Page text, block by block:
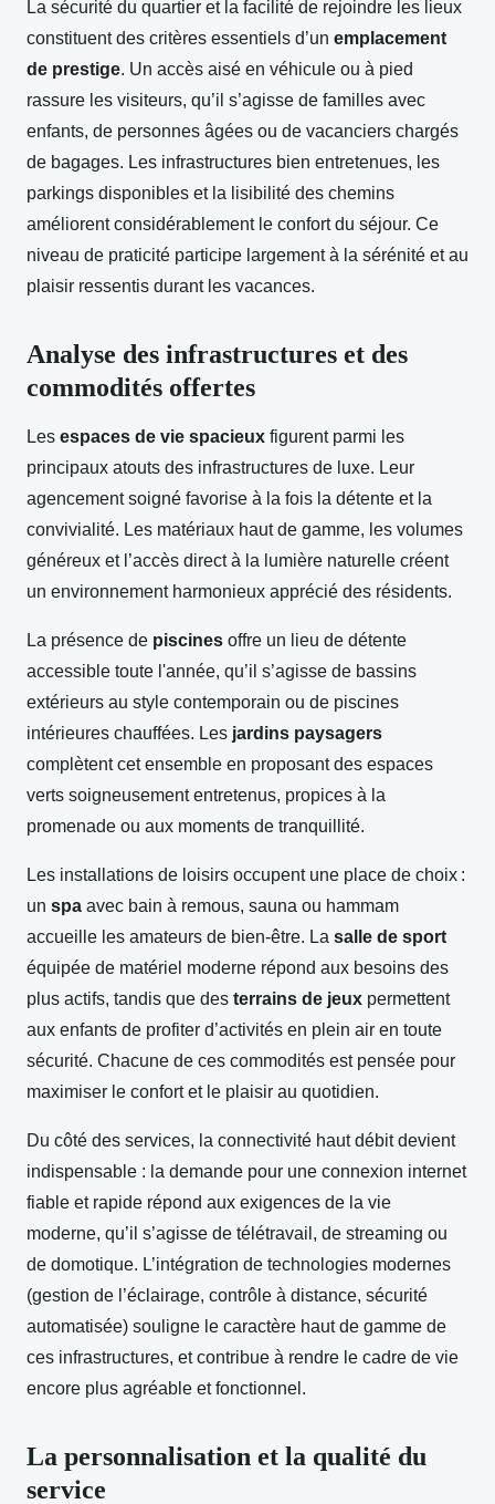
La sécurité du quartier et la facilité de rejoindre les lieux
constituent des critères essentiels d’un emplacement
de prestige. Un accès aisé en véhicule ou à pied
rassure les visiteurs, qu’il s’agisse de familles avec
enfants, de personnes âgées ou de vacanciers chargés
de bagages. Les infrastructures bien entretenues, les
parkings disponibles et la lisibilité des chemins
améliorent considérablement le confort du séjour. Ce
niveau de praticité participe largement à la sérénité et au
plaisir ressentis durant les vacances.
Analyse des infrastructures et des
commodités offertes
Les espaces de vie spacieux figurent parmi les
principaux atouts des infrastructures de luxe. Leur
agencement soigné favorise à la fois la détente et la
convivialité. Les matériaux haut de gamme, les volumes
généreux et l’accès direct à la lumière naturelle créent
un environnement harmonieux apprécié des résidents.
La présence de piscines offre un lieu de détente
accessible toute l'année, qu’il s’agisse de bassins
extérieurs au style contemporain ou de piscines
intérieures chauffées. Les jardins paysagers
complètent cet ensemble en proposant des espaces
verts soigneusement entretenus, propices à la
promenade ou aux moments de tranquillité.
Les installations de loisirs occupent une place de choix :
un spa avec bain à remous, sauna ou hammam
accueille les amateurs de bien-être. La salle de sport
équipée de matériel moderne répond aux besoins des
plus actifs, tandis que des terrains de jeux permettent
aux enfants de profiter d’activités en plein air en toute
sécurité. Chacune de ces commodités est pensée pour
maximiser le confort et le plaisir au quotidien.
Du côté des services, la connectivité haut débit devient
indispensable : la demande pour une connexion internet
fiable et rapide répond aux exigences de la vie
moderne, qu’il s’agisse de télétravail, de streaming ou
de domotique. L’intégration de technologies modernes
(gestion de l’éclairage, contrôle à distance, sécurité
automatisée) souligne le caractère haut de gamme de
ces infrastructures, et contribue à rendre le cadre de vie
encore plus agréable et fonctionnel.
La personnalisation et la qualité du
service